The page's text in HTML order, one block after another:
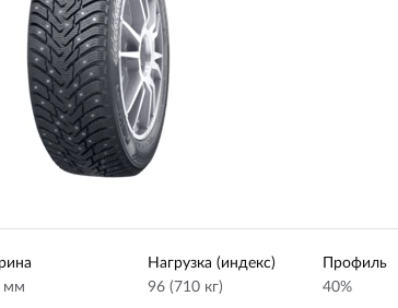
мм
Нагрузка (индекс)
96 (710 кг)
Профиль
40%